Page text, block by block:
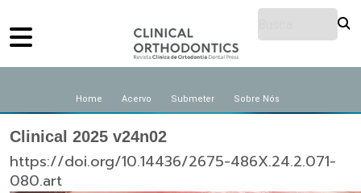
Home Acervo Submeter Sobre Nós
Clinical 2025 v24n02
https://doi.org/10.14436/2675-486X.24.2.071-
080.art